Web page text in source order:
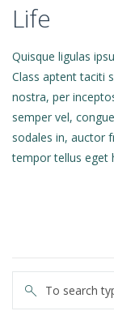
Life
Quisque ligulas
Class aptent taciti
nostra, per
semper vel,
sodales in, auctor
tempor tellus eget